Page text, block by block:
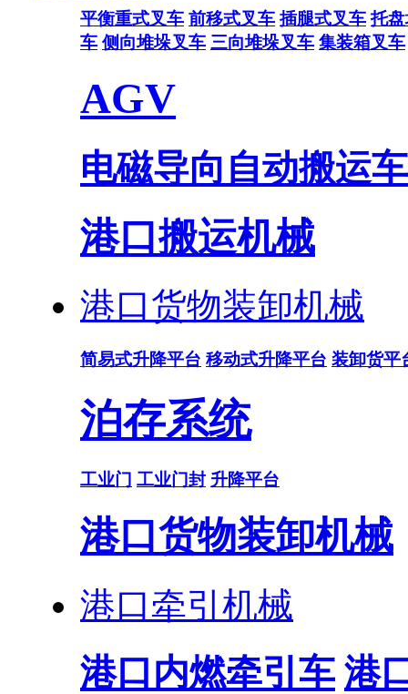
平衡重式叉车 前移式叉车 插腿式叉车 托
车 侧向堆垛叉车 三向堆垛叉车 集装箱叉车
AGV
电磁导向自动搬运车
港口搬运机械
港口货物装卸机械
简易式升降平台 移动式升降平台 装卸货平
泊存系统
工业门 工业门封 升降平台
港口货物装卸机械
港口牵引机械
港口内燃牵引车 港